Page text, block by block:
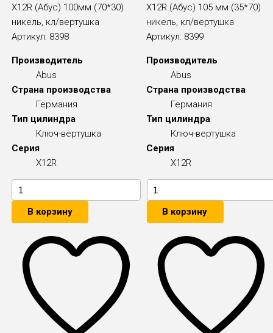
X12R (Абус) 100мм (70*30)
никель, кл/вертушка
Артикул: 8398
Производитель
Abus
Страна производства
Германия
Тип цилиндра
Ключ-вертушка
Серия
X12R
В корзину
X12R (Абус) 105 мм (35*70)
никель, кл/вертушка
Артикул: 8399
Производитель
Abus
Страна производства
Германия
Тип цилиндра
Ключ-вертушка
Серия
X12R
В корзину